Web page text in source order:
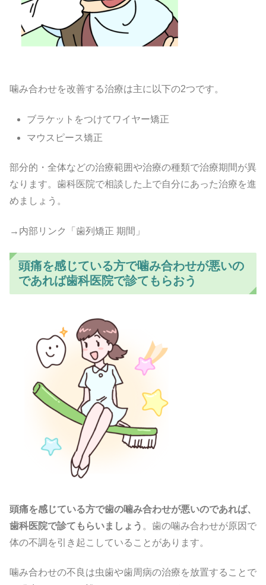
噛み合わせを改善する治療は主に以下の2つです。
ブラケットをつけてワイヤー矯正
マウスピース矯正
部分的・全体などの治療範囲や治療の種類で治療期間が異
なります。歯科医院で相談した上で自分にあった治療を進
めましょう。
→内部リンク「歯列矯正 期間」
頭痛を感じている方で噛み合わせが悪いの
であれば歯科医院で診てもらおう
頭痛を感じている方で歯の噛み合わせが悪いのであれば、
歯科医院で診てもらいましょう 。歯の噛み合わせが原因で
体の不調を引き起こしていることがあります。
噛み合わせの不良は虫歯や歯周病の治療を放置することで